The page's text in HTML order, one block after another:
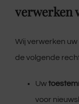
verwerken
Wij verwerken
de volgende
Uw
voor